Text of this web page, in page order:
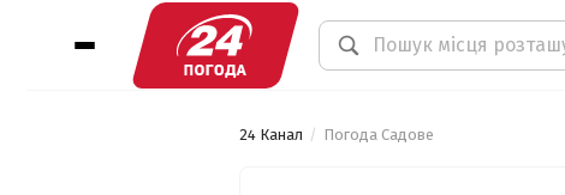
24 Канал Погода Садове